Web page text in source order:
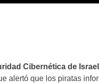
Cibernética de
alertó que los piratas